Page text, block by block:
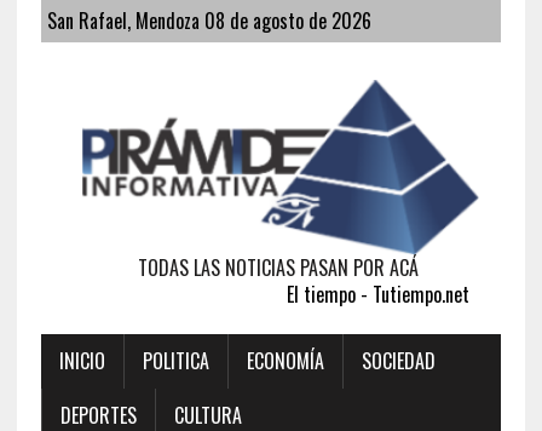
San Rafael, Mendoza 08 de agosto de 2026
TODAS LAS NOTICIAS PASAN POR ACÁ
El tiempo - Tutiempo.net
INICIO POLITICA ECONOMÍA
SOCIEDAD
DEPORTES
CULTURA